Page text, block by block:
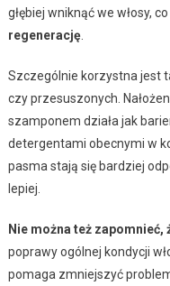
głębiej wniknąć we włosy,
regenerację.
Szczególnie korzystna jest
czy przesuszonych.
szamponem działa jak
detergentami obecnymi w
pasma stają się bardziej
lepiej.
Nie można też zapomnieć,
poprawy ogólnej kondycji
pomaga zmniejszyć